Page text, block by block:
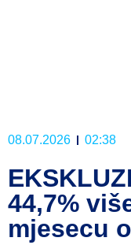
08.07.2026 02:38
44,7%
mjesecu